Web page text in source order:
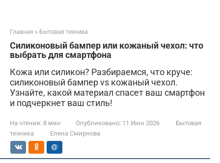
Главная » Бытовая техника
Силиконовый бампер или кожаный чехол: что
выбрать для смартфона
Кожа или силикон? Разбираемся, что круче:
силиконовый бампер vs кожаный чехол.
Узнайте, какой материал спасет ваш смартфон
и подчеркнет ваш стиль!
На чтение: 8 мин Опубликовано: 11 Июн 2026
Бытовая
техника
Елена Смирнова